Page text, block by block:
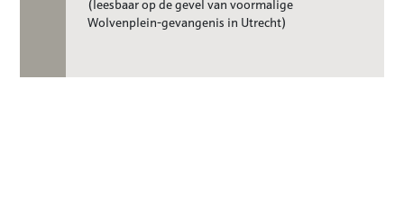
Wolvenplein-gevangenis in Utrecht)